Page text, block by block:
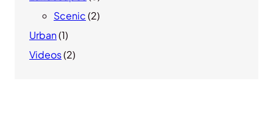
Scenic(2)
Urban(1)
Videos(2)